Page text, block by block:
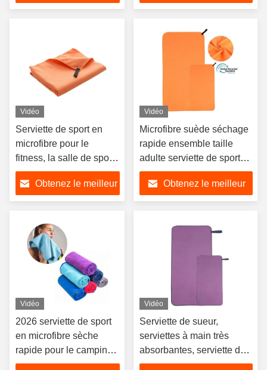
pour la peau
Vidéo
Serviette de sport en
microfibre pour le
fitness, la salle de sport,
le camping et la natation
Obtenez le meilleur
Vidéo
Microfibre suède séchage
rapide ensemble taille
adulte serviette de sport
en microfibre extérieure
Obtenez le meilleur
Vidéo
2026 serviette de sport
en microfibre sèche
rapide pour le camping
en plein air
Vidéo
Serviette de sueur,
serviettes à main très
absorbantes, serviette de
sport en microfibre pour